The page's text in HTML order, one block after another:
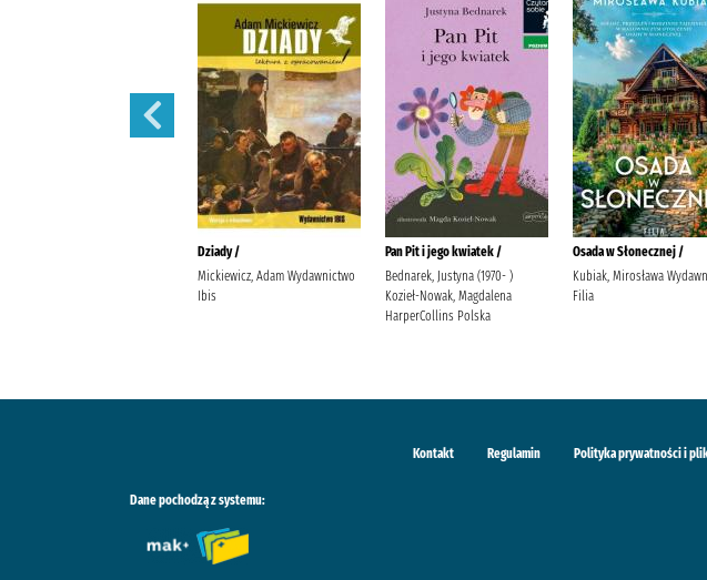
Dziady /
Mickiewicz, Adam Wydawnictwo
Ibis
Pan Pit i jego kwiatek /
Bednarek, Justyna (1970- )
Kozieł-Nowak, Magdalena
HarperCollins Polska
Osada w Słonecznej /
Kubiak, Mirosława
Filia
Kontakt Regulamin Polityka prywatności i
Dane pochodzą z systemu: